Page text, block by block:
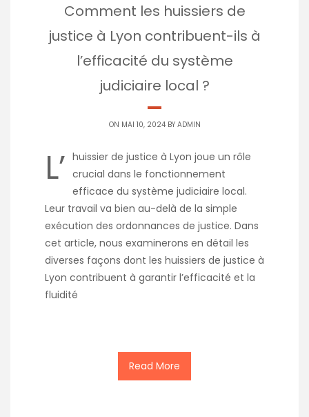
Comment les huissiers de
justice à Lyon contribuent-ils à
l’efficacité du système
judiciaire local ?
ON MAI 10, 2024 BY ADMIN
L’ huissier de justice à Lyon joue un rôle
crucial dans le fonctionnement
efficace du système judiciaire local.
Leur travail va bien au-delà de la simple
exécution des ordonnances de justice. Dans
cet article, nous examinerons en détail les
diverses façons dont les huissiers de justice à
Lyon contribuent à garantir l’efficacité et la
fluidité
Read More